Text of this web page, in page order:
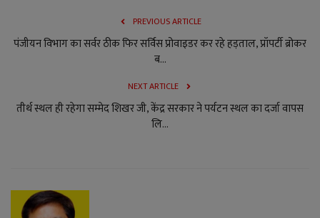
PREVIOUS ARTICLE
पंजीयन विभाग का सर्वर ठीक फिर सर्विस प्रोवाइडर कर रहे हड़ताल, प्रॉपर्टी ब्रोकर
ब...
NEXT ARTICLE
तीर्थ स्थल ही रहेगा सम्मेद शिखर जी, केंद्र सरकार ने पर्यटन स्थल का दर्जा वापस
लि...